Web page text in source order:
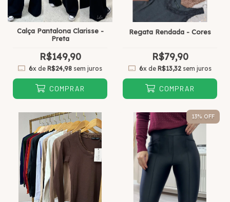
Calça Pantalona Clarisse -
Preta
R$149,90
6x de R$24,98sem juros
COMPRAR
Regata Rendada - Cores
R$79,90
6x de R$13,32sem juros
COMPRAR
13% OFF